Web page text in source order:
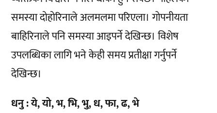
समस्या दोहोरिनाले अलमलमा परिएला। गोपनीयता
बाहिरिनाले पनि समस्या आइपर्ने देखिन्छ। विशेष
उपलब्धिका लागि भने केही समय प्रतीक्षा गर्नुपर्ने
देखिन्छ।
धनु : ये, यो, भ, भि, भु, ध, फा, ढ, भे